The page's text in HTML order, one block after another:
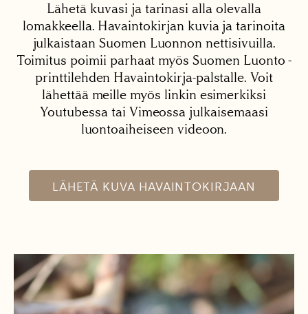
Lähetä kuvasi ja tarinasi alla olevalla
lomakkeella. Havaintokirjan kuvia ja tarinoita
julkaistaan Suomen Luonnon nettisivuilla.
Toimitus poimii parhaat myös Suomen Luonto -
printtilehden Havaintokirja-palstalle. Voit
lähettää meille myös linkin esimerkiksi
Youtubessa tai Vimeossa julkaisemaasi
luontoaiheiseen videoon.
LÄHETÄ KUVA HAVAINTOKIRJAAN